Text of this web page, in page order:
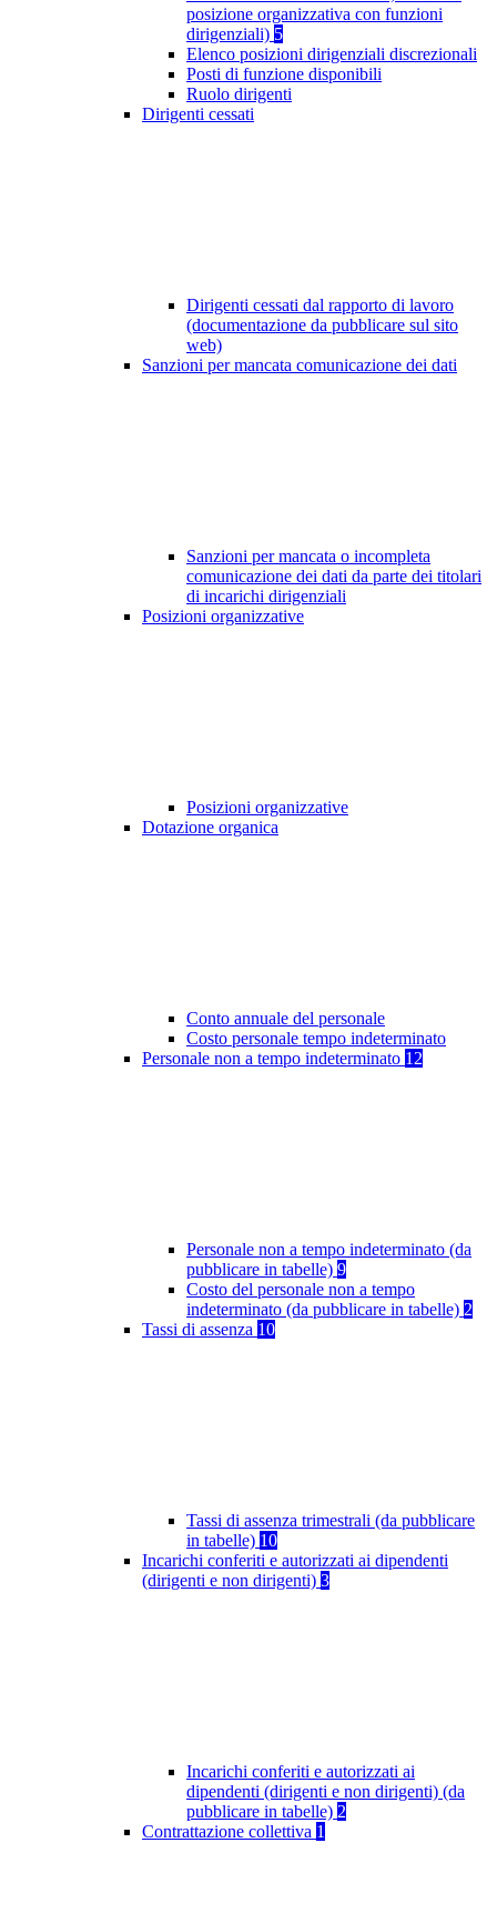
posizione organizzativa con funzioni
dirigenziali) 5
Elenco posizioni dirigenziali discrezionali
Posti di funzione disponibili
Ruolo dirigenti
Dirigenti cessati
Dirigenti cessati dal rapporto di lavoro
(documentazione da pubblicare sul sito
web)
Sanzioni per mancata comunicazione dei dati
Sanzioni per mancata o incompleta
comunicazione dei dati da parte dei titolari
di incarichi dirigenziali
Posizioni organizzative
Posizioni organizzative
Dotazione organica
Conto annuale del personale
Costo personale tempo indeterminato
Personale non a tempo indeterminato 12
Personale non a tempo indeterminato (da
pubblicare in tabelle) 9
Costo del personale non a tempo
indeterminato (da pubblicare in tabelle) 2
Tassi di assenza 10
Tassi di assenza trimestrali (da pubblicare
in tabelle) 10
Incarichi conferiti e autorizzati ai dipendenti
(dirigenti e non dirigenti) 3
Incarichi conferiti e autorizzati ai
dipendenti (dirigenti e non dirigenti) (da
pubblicare in tabelle) 2
Contrattazione collettiva 1